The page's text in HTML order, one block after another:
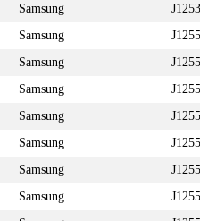
Samsung
Samsung
J1255
Samsung
Samsung
Samsung
Samsung
Samsung
Samsung